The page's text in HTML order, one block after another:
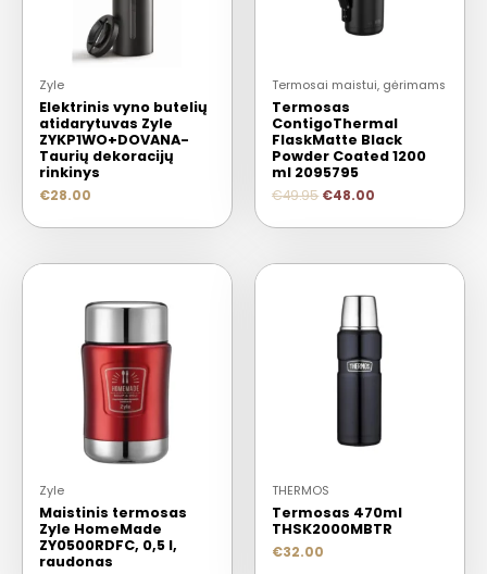
Zyle
Elektrinis vyno butelių
atidarytuvas Zyle
ZYKP1WO+DOVANA-
Taurių dekoracijų
rinkinys
€28.00
Termosai maistui, gėrimams
Termosas
ContigoThermal
FlaskMatte Black
Powder Coated 1200
ml 2095795
€49.95 €48.00
Zyle
Maistinis termosas
Zyle HomeMade
ZY0500RDFC, 0,5 l,
raudonas
THERMOS
Termosas 470ml
THSK2000MBTR
€32.00